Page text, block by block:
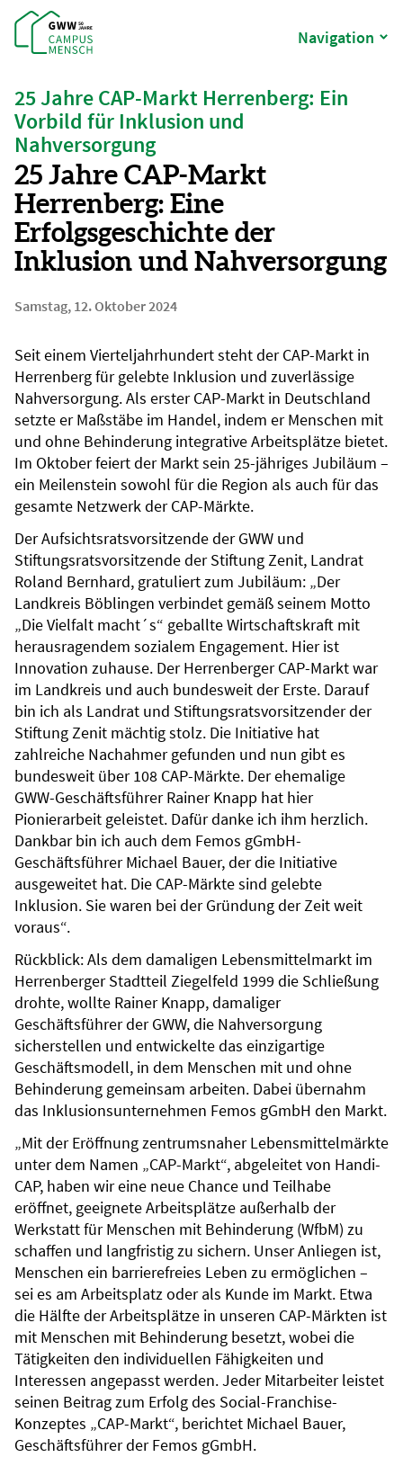
Navigation
25 Jahre CAP-Markt Herrenberg: Ein
Vorbild für Inklusion und
Nahversorgung
25 Jahre CAP-Markt
Herrenberg: Eine
Erfolgsgeschichte der
Inklusion und Nahversorgung
Samstag, 12. Oktober 2024
Seit einem Vierteljahrhundert steht der CAP-Markt in
Herrenberg für gelebte Inklusion und zuverlässige
Nahversorgung. Als erster CAP-Markt in Deutschland
setzte er Maßstäbe im Handel, indem er Menschen mit
und ohne Behinderung integrative Arbeitsplätze bietet.
Im Oktober feiert der Markt sein 25-jähriges Jubiläum –
ein Meilenstein sowohl für die Region als auch für das
gesamte Netzwerk der CAP-Märkte.
Der Aufsichtsratsvorsitzende der GWW und
Stiftungsratsvorsitzende der Stiftung Zenit, Landrat
Roland Bernhard, gratuliert zum Jubiläum: „Der
Landkreis Böblingen verbindet gemäß seinem Motto
„Die Vielfalt macht´s“ geballte Wirtschaftskraft mit
herausragendem sozialem Engagement. Hier ist
Innovation zuhause. Der Herrenberger CAP-Markt war
im Landkreis und auch bundesweit der Erste. Darauf
bin ich als Landrat und Stiftungsratsvorsitzender der
Stiftung Zenit mächtig stolz. Die Initiative hat
zahlreiche Nachahmer gefunden und nun gibt es
bundesweit über 108 CAP-Märkte. Der ehemalige
GWW-Geschäftsführer Rainer Knapp hat hier
Pionierarbeit geleistet. Dafür danke ich ihm herzlich.
Dankbar bin ich auch dem Femos gGmbH-
Geschäftsführer Michael Bauer, der die Initiative
ausgeweitet hat. Die CAP-Märkte sind gelebte
Inklusion. Sie waren bei der Gründung der Zeit weit
voraus“.
Rückblick: Als dem damaligen Lebensmittelmarkt im
Herrenberger Stadtteil Ziegelfeld 1999 die Schließung
drohte, wollte Rainer Knapp, damaliger
Geschäftsführer der GWW, die Nahversorgung
sicherstellen und entwickelte das einzigartige
Geschäftsmodell, in dem Menschen mit und ohne
Behinderung gemeinsam arbeiten. Dabei übernahm
das Inklusionsunternehmen Femos gGmbH den Markt.
„Mit der Eröffnung zentrumsnaher Lebensmittelmärkte
unter dem Namen „CAP-Markt“, abgeleitet von Handi-
CAP, haben wir eine neue Chance und Teilhabe
eröffnet, geeignete Arbeitsplätze außerhalb der
Werkstatt für Menschen mit Behinderung (WfbM) zu
schaffen und langfristig zu sichern. Unser Anliegen ist,
Menschen ein barrierefreies Leben zu ermöglichen –
sei es am Arbeitsplatz oder als Kunde im Markt. Etwa
die Hälfte der Arbeitsplätze in unseren CAP-Märkten ist
mit Menschen mit Behinderung besetzt, wobei die
Tätigkeiten den individuellen Fähigkeiten und
Interessen angepasst werden. Jeder Mitarbeiter leistet
seinen Beitrag zum Erfolg des Social-Franchise-
Konzeptes „CAP-Markt“, berichtet Michael Bauer,
Geschäftsführer der Femos gGmbH.